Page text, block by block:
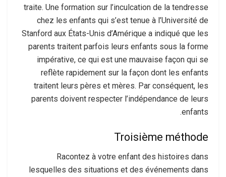
traite. Une formation sur l’inculcation de la tendresse
chez les enfants qui s’est tenue à l’Université de
Stanford aux États-Unis d’Amérique a indiqué que les
parents traitent parfois leurs enfants sous la forme
impérative, ce qui est une mauvaise façon qui se
reflète rapidement sur la façon dont les enfants
traitent leurs pères et mères. Par conséquent, les
parents doivent respecter l’indépendance de leurs
enfants.
Troisième méthode
Racontez à votre enfant des histoires dans
lesquelles des situations et des événements dans